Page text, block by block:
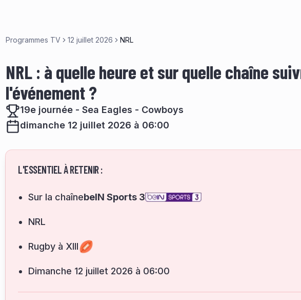
Programmes TV 12 juillet 2026 NRL
NRL : à quelle heure et sur quelle chaîne
l'événement ?
19e journée - Sea Eagles - Cowboys
dimanche 12 juillet 2026 à 06:00
L'ESSENTIEL À RETENIR :
Sur la chaînebeIN Sports 3
NRL
Rugby à XIII
dimanche 12 juillet 2026 à 06:00